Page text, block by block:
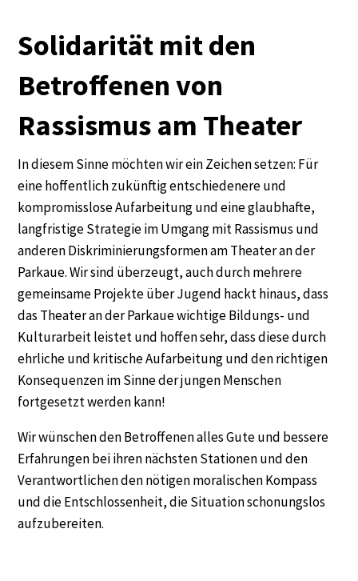
Solidarität mit den
Betroffenen von
Rassismus am Theater
In diesem Sinne möchten wir ein Zeichen setzen: Für
eine hoffentlich zukünftig entschiedenere und
kompromisslose Aufarbeitung und eine glaubhafte,
langfristige Strategie im Umgang mit Rassismus und
anderen Diskriminierungsformen am Theater an der
Parkaue. Wir sind überzeugt, auch durch mehrere
gemeinsame Projekte über Jugend hackt hinaus, dass
das Theater an der Parkaue wichtige Bildungs- und
Kulturarbeit leistet und hoffen sehr, dass diese durch
ehrliche und kritische Aufarbeitung und den richtigen
Konsequenzen im Sinne der jungen Menschen
fortgesetzt werden kann!
Wir wünschen den Betroffenen alles Gute und bessere
Erfahrungen bei ihren nächsten Stationen und den
Verantwortlichen den nötigen moralischen Kompass
und die Entschlossenheit, die Situation schonungslos
aufzubereiten.